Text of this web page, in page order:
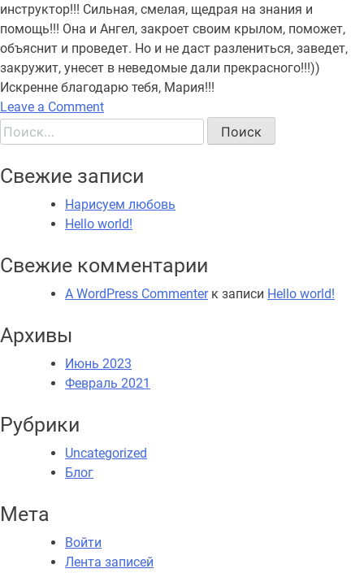
инструктор!!! Сильная, смелая, щедрая на знания и
помощь!!! Она и Ангел, закроет своим крылом, поможет,
объяснит и проведет. Но и не даст разлениться, заведет,
закружит, унесет в неведомые дали прекрасного!!!))
Искренне благодарю тебя, Мария!!!
Leave a Commenton
Алгоритм
НейроТайминг
Найти:
Свежие записи
Нарисуем любовь
Hello world!
Свежие комментарии
A WordPress Commenterк записи Hello world!
Архивы
Июнь 2023
Февраль 2021
Рубрики
Uncategorized
Блог
Мета
Войти
Лента записей